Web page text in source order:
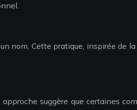
nom. Cette pratique, inspirée de
suggère que certaines